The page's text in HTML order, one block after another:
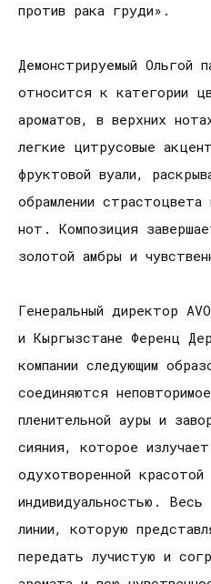
против рака груди».
Демонстрируемый Ольгой
относится к категории
ароматов, в верхних
легкие цитрусовые
фруктовой вуали,
обрамлении
нот. Композиция
золотой амбры и
Генеральный директор
и Кыргызстане Ференц
компании следующим
соединяются
пленительной ауры и
сияния, которое
одухотворенной
индивидуальностью. Весь
линии, которую
передать лучистую и